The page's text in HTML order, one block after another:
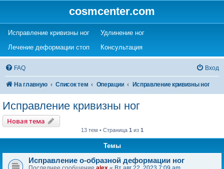
cosmcenter.com
Исправление кривизны ног(Opens a new tab)
Удлинение ног(Opens a new tab)
Лечение деформации стоп(Opens a new tab)
Консультация(Opens a new tab)
FAQ Вход
На главную Список тем Операции Исправление кривизны ног
Исправление кривизны ног
Новая тема
13 тем • Страница 1 из 1
Темы
Исправление о-образной деформации ног